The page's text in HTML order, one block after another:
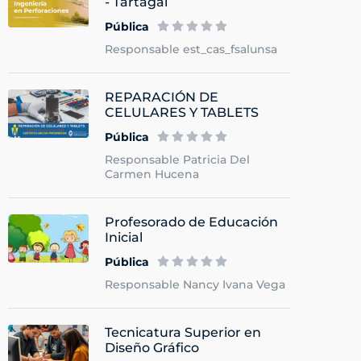
Pública
Responsable est_cas_fsalunsa
REPARACIÓN DE
CELULARES Y TABLETS
Pública
Responsable Patricia Del
Carmen Hucena
Profesorado de Educación
Inicial
Pública
Responsable Nancy Ivana Vega
Tecnicatura Superior en
Diseño Gráfico